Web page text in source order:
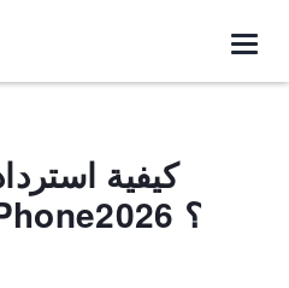
كيفية
المحذوفة على iPhone؟ 2026